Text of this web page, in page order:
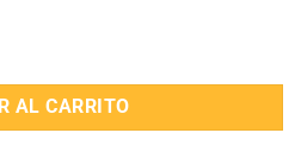
Disney 1 Plaza Polar!!!! cantidad
AL CARRITO